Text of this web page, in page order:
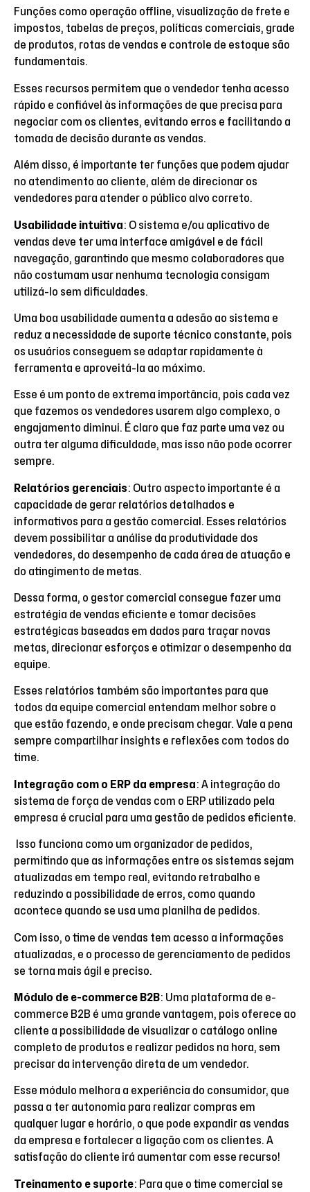
Funções como operação offline, visualização de frete e
impostos, tabelas de preços, políticas comerciais, grade
de produtos, rotas de vendas e controle de estoque são
fundamentais.
Esses recursos permitem que o vendedor tenha acesso
rápido e confiável às informações de que precisa para
negociar com os clientes, evitando erros e facilitando a
tomada de decisão durante as vendas.
Além disso, é importante ter funções que podem ajudar
no atendimento ao cliente, além de direcionar os
vendedores para atender o público alvo correto.
Usabilidade intuitiva: O sistema e/ou aplicativo de
vendas deve ter uma interface amigável e de fácil
navegação, garantindo que mesmo colaboradores que
não costumam usar nenhuma tecnologia consigam
utilizá-lo sem dificuldades.
Uma boa usabilidade aumenta a adesão ao sistema e
reduz a necessidade de suporte técnico constante, pois
os usuários conseguem se adaptar rapidamente à
ferramenta e aproveitá-la ao máximo.
Esse é um ponto de extrema importância, pois cada vez
que fazemos os vendedores usarem algo complexo, o
engajamento diminui. É claro que faz parte uma vez ou
outra ter alguma dificuldade, mas isso não pode ocorrer
sempre.
Relatórios gerenciais: Outro aspecto importante é a
capacidade de gerar relatórios detalhados e
informativos para a gestão comercial. Esses relatórios
devem possibilitar a análise da produtividade dos
vendedores, do desempenho de cada área de atuação e
do atingimento de metas.
Dessa forma, o gestor comercial consegue fazer uma
estratégia de vendas eficiente e tomar decisões
estratégicas baseadas em dados para traçar novas
metas, direcionar esforços e otimizar o desempenho da
equipe.
Esses relatórios também são importantes para que
todos da equipe comercial entendam melhor sobre o
que estão fazendo, e onde precisam chegar. Vale a pena
sempre compartilhar insights e reflexões com todos do
time.
Integração com o ERP da empresa: A integração do
sistema de força de vendas com o ERP utilizado pela
empresa é crucial para uma gestão de pedidos eficiente.
Isso funciona como um organizador de pedidos,
permitindo que as informações entre os sistemas sejam
atualizadas em tempo real, evitando retrabalho e
reduzindo a possibilidade de erros, como quando
acontece quando se usa uma planilha de pedidos.
Com isso, o time de vendas tem acesso a informações
atualizadas, e o processo de gerenciamento de pedidos
se torna mais ágil e preciso.
Módulo de e-commerce B2B: Uma plataforma de e-
commerce B2B é uma grande vantagem, pois oferece ao
cliente a possibilidade de visualizar o catálogo online
completo de produtos e realizar pedidos na hora, sem
precisar da intervenção direta de um vendedor.
Esse módulo melhora a experiência do consumidor, que
passa a ter autonomia para realizar compras em
qualquer lugar e horário, o que pode expandir as vendas
da empresa e fortalecer a ligação com os clientes. A
satisfação do cliente irá aumentar com esse recurso!
Treinamento e suporte: Para que o time comercial se